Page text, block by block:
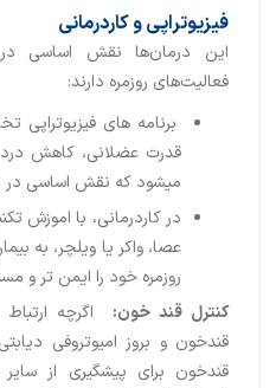
فیزیوتراپی و کاردرمانی
این درمان‌ها نقش اساسی در
فعالیت‌های روزمره دارند:
برنامه های
قدرت عضلانی، کاهش
میشود که نقش اساسی در
در کاردرمانی، با اموزش
عصا، واکر یا ویلچر، به
روزمره خود را ایمن تر و
کنترل قند خون: اگرچه
قندخون و بروز امیوتروفی
قندخون برای پیشگیری از